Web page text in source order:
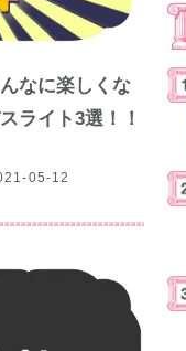
なに楽しくな
ライト3選！！
05-12